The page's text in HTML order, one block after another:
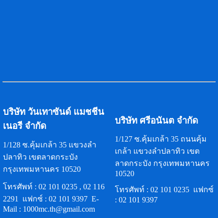
บริษัท วันเทาซันด์ แมชชีน
เนอรี จำกัด
1/128 ซ.คุ้มเกล้า 35 แขวงลำ
ปลาทิว เขตลาดกระบัง
กรุงเทพมหานคร 10520
โทรศัพท์ : 02 101 0235 , 02 116
2291
แฟกซ์ : 02 101 9397 E-
Mail : 1000mc.th@gmail.com
บริษัท ศรีอนันต จำกัด
1/127 ซ.คุ้มเกล้า 35 ถนนคุ้ม
เกล้า แขวงลำปลาทิว เขต
ลาดกระบัง กรุงเทพมหานคร
10520
โทรศัพท์ : 02 101 0235 แฟกซ์
: 02 101 9397